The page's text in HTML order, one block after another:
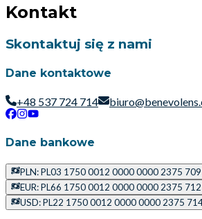
Kontakt
Skontaktuj się z nami
Dane kontaktowe
+48 537 724 714
Dane bankowe
PLN: PL03 1750 0012 0000 0000 2375
EUR: PL66 1750 0012 0000 0000 2375
USD: PL22 1750 0012 0000 0000 2375